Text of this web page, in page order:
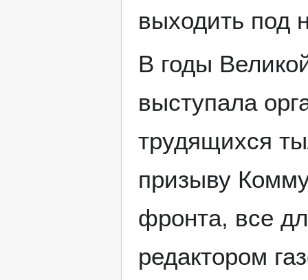
выходить под
В годы
выступала
трудящихся
призыву
фронта, все
редактором